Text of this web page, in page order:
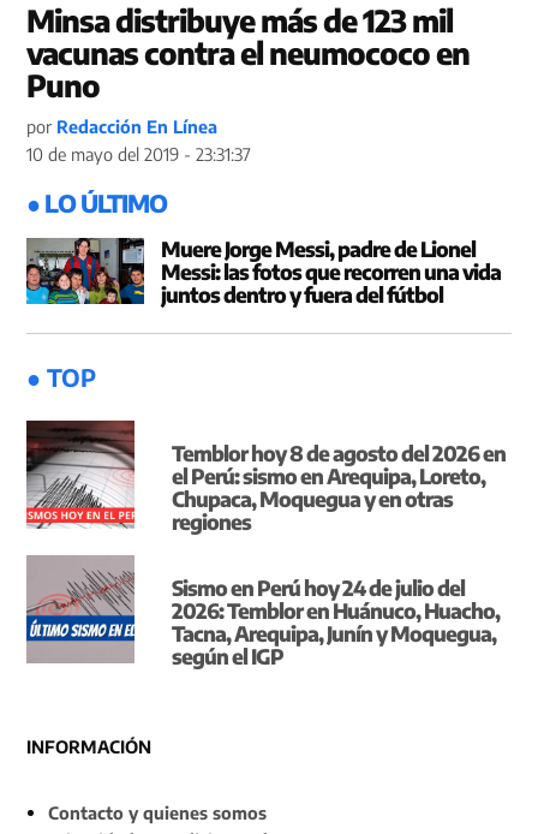
Minsa distribuye más de 123 mil
vacunas contra el neumococo en
Puno
por Redacción En Línea
10 de mayo del 2019 - 23:31:37
● LO ÚLTIMO
Muere Jorge Messi, padre de Lionel
Messi: las fotos que recorren una vida
juntos dentro y fuera del fútbol
● TOP
Temblor hoy 8 de agosto del 2026 en
el Perú: sismo en Arequipa, Loreto,
Chupaca, Moquegua y en otras
regiones
Sismo en Perú hoy 24 de julio del
2026: Temblor en Huánuco, Huacho,
Tacna, Arequipa, Junín y Moquegua,
según el IGP
INFORMACIÓN
Contacto y quienes somos